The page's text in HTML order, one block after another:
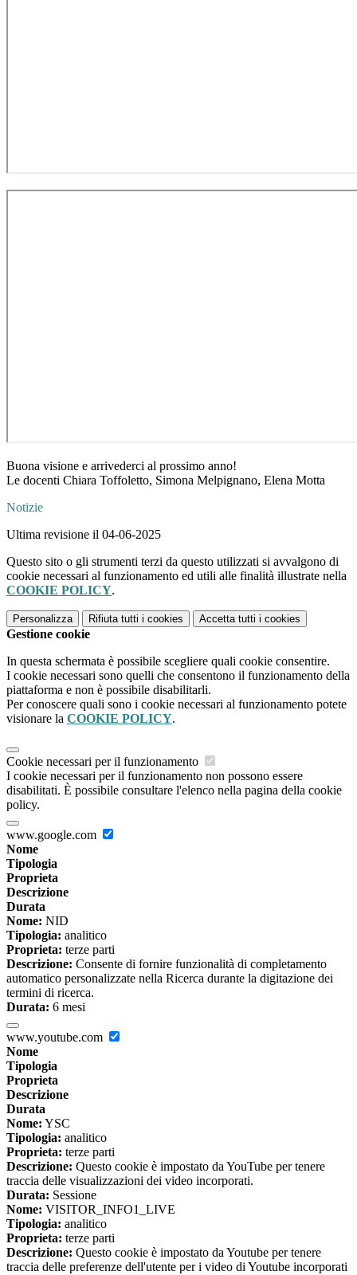
Buona visione e arrivederci al prossimo anno!
Le docenti Chiara Toffoletto, Simona Melpignano, Elena Motta
Notizie
Ultima revisione il 04-06-2025
Questo sito o gli strumenti terzi da questo utilizzati si avvalgono di
cookie necessari al funzionamento ed utili alle finalità illustrate nella
COOKIE POLICY.
Personalizza Rifiuta tutti i cookies Accetta tutti i cookies
Gestione cookie
In questa schermata è possibile scegliere quali cookie consentire.
I cookie necessari sono quelli che consentono il funzionamento della
piattaforma e non è possibile disabilitarli.
Per conoscere quali sono i cookie necessari al funzionamento potete
visionare la COOKIE POLICY.
Cookie necessari per il funzionamento
I cookie necessari per il funzionamento non possono essere
disabilitati. È possibile consultare l'elenco nella pagina della cookie
policy.
www.google.com
Nome
Tipologia
Proprieta
Descrizione
Durata
Nome: NID
Tipologia: analitico
Proprieta: terze parti
Descrizione: Consente di fornire funzionalità di completamento
automatico personalizzate nella Ricerca durante la digitazione dei
termini di ricerca.
Durata: 6 mesi
www.youtube.com
Nome
Tipologia
Proprieta
Descrizione
Durata
Nome: YSC
Tipologia: analitico
Proprieta: terze parti
Descrizione: Questo cookie è impostato da YouTube per tenere
traccia delle visualizzazioni dei video incorporati.
Durata: Sessione
Nome: VISITOR_INFO1_LIVE
Tipologia: analitico
Proprieta: terze parti
Descrizione: Questo cookie è impostato da Youtube per tenere
traccia delle preferenze dell'utente per i video di Youtube incorporati